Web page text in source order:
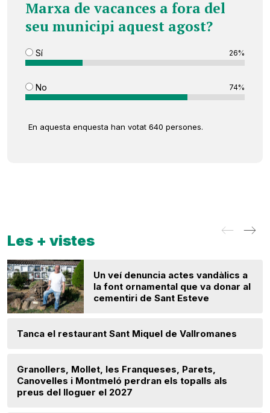
Marxa de vacances a fora del
seu municipi aquest agost?
Sí 26%
No 74%
En aquesta enquesta han votat 640 persones.
Les + vistes
Un veí denuncia actes vandàlics a
la font ornamental que va donar al
cementiri de Sant Esteve
Tanca el restaurant Sant Miquel de Vallromanes
Granollers, Mollet, les Franqueses, Parets,
Canovelles i Montmeló perdran els topalls als
preus del lloguer el 2027